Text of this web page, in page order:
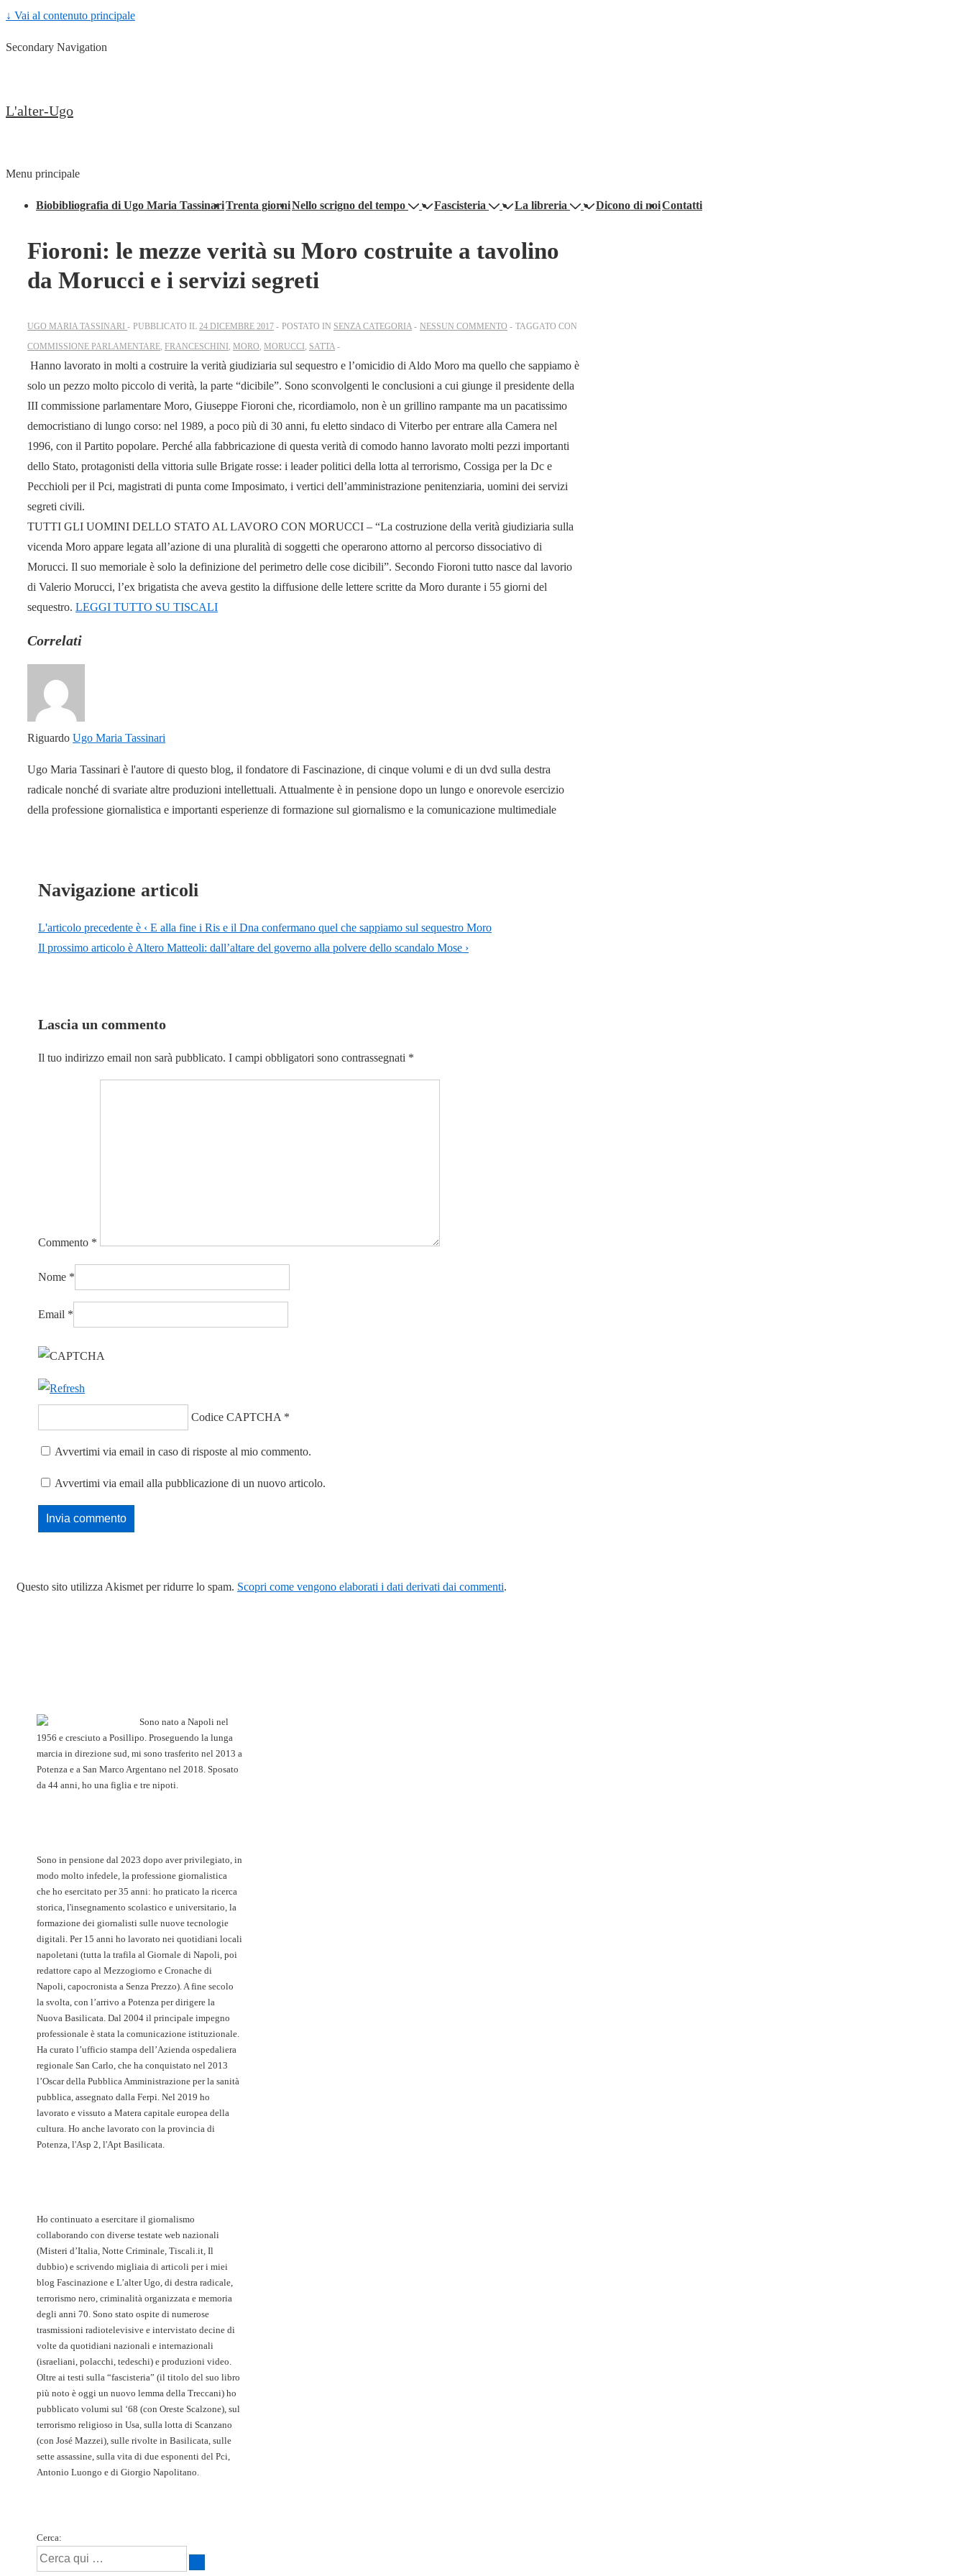
↓ Vai al contenuto principale
Secondary Navigation
L'alter-Ugo
Menu principale
Biobibliografia di Ugo Maria TassinariTrenta giorniNello scrigno del tempo Fascisteria La libreria Dicono di noiContatti
Fioroni: le mezze verità su Moro costruite a tavolino
da Morucci e i servizi segreti
UGO MARIA TASSINARI PUBBLICATO IL 24 DICEMBRE 2017 POSTATO IN SENZA CATEGORIA NESSUN COMMENTO
TAGGATO CON
COMMISSIONE PARLAMENTARE FRANCESCHINI MORO MORUCCI SATTA
Hanno lavorato in molti a costruire la verità giudiziaria sul sequestro e l’omicidio di Aldo Moro ma quello che sappiamo è
solo un pezzo molto piccolo di verità, la parte “dicibile”. Sono sconvolgenti le conclusioni a cui giunge il presidente della
III commissione parlamentare Moro, Giuseppe Fioroni che, ricordiamolo, non è un grillino rampante ma un pacatissimo
democristiano di lungo corso: nel 1989, a poco più di 30 anni, fu eletto sindaco di Viterbo per entrare alla Camera nel
1996, con il Partito popolare. Perché alla fabbricazione di questa verità di comodo hanno lavorato molti pezzi importanti
dello Stato, protagonisti della vittoria sulle Brigate rosse: i leader politici della lotta al terrorismo, Cossiga per la Dc e
Pecchioli per il Pci, magistrati di punta come Imposimato, i vertici dell’amministrazione penitenziaria, uomini dei servizi
segreti civili.
TUTTI GLI UOMINI DELLO STATO AL LAVORO CON MORUCCI – “La costruzione della verità giudiziaria sulla
vicenda Moro appare legata all’azione di una pluralità di soggetti che operarono attorno al percorso dissociativo di
Morucci. Il suo memoriale è solo la definizione del perimetro delle cose dicibili”. Secondo Fioroni tutto nasce dal lavorio
di Valerio Morucci, l’ex brigatista che aveva gestito la diffusione delle lettere scritte da Moro durante i 55 giorni del
sequestro. LEGGI TUTTO SU TISCALI
Correlati
Riguardo Ugo Maria Tassinari
Ugo Maria Tassinari è l'autore di questo blog, il fondatore di Fascinazione, di cinque volumi e di un dvd sulla destra
radicale nonché di svariate altre produzioni intellettuali. Attualmente è in pensione dopo un lungo e onorevole esercizio
della professione giornalistica e importanti esperienze di formazione sul giornalismo e la comunicazione multimediale
Navigazione articoli
L'articolo precedente è ‹ E alla fine i Ris e il Dna confermano quel che sappiamo sul sequestro Moro
Il prossimo articolo è Altero Matteoli: dall’altare del governo alla polvere dello scandalo Mose ›
Lascia un commento
Il tuo indirizzo email non sarà pubblicato. I campi obbligatori sono contrassegnati *
Commento *
Nome *
Email *
Codice CAPTCHA *
Avvertimi via email in caso di risposte al mio commento.
Avvertimi via email alla pubblicazione di un nuovo articolo.
Questo sito utilizza Akismet per ridurre lo spam. Scopri come vengono elaborati i dati derivati dai commenti.
Sono nato a Napoli nel
1956 e cresciuto a Posillipo. Proseguendo la lunga
marcia in direzione sud, mi sono trasferito nel 2013 a
Potenza e a San Marco Argentano nel 2018. Sposato
da 44 anni, ho una figlia e tre nipoti.
Sono in pensione dal 2023 dopo aver privilegiato, in
modo molto infedele, la professione giornalistica
che ho esercitato per 35 anni: ho praticato la ricerca
storica, l'insegnamento scolastico e universitario, la
formazione dei giornalisti sulle nuove tecnologie
digitali. Per 15 anni ho lavorato nei quotidiani locali
napoletani (tutta la trafila al Giornale di Napoli, poi
redattore capo al Mezzogiorno e Cronache di
Napoli, capocronista a Senza Prezzo). A fine secolo
la svolta, con l’arrivo a Potenza per dirigere la
Nuova Basilicata. Dal 2004 il principale impegno
professionale è stata la comunicazione istituzionale.
Ha curato l’ufficio stampa dell’Azienda ospedaliera
regionale San Carlo, che ha conquistato nel 2013
l’Oscar della Pubblica Amministrazione per la sanità
pubblica, assegnato dalla Ferpi. Nel 2019 ho
lavorato e vissuto a Matera capitale europea della
cultura. Ho anche lavorato con la provincia di
Potenza, l'Asp 2, l'Apt Basilicata.
Ho continuato a esercitare il giornalismo
collaborando con diverse testate web nazionali
(Misteri d’Italia, Notte Criminale, Tiscali.it, Il
dubbio) e scrivendo migliaia di articoli per i miei
blog Fascinazione e L’alter Ugo, di destra radicale,
terrorismo nero, criminalità organizzata e memoria
degli anni 70. Sono stato ospite di numerose
trasmissioni radiotelevisive e intervistato decine di
volte da quotidiani nazionali e internazionali
(israeliani, polacchi, tedeschi) e produzioni video.
Oltre ai testi sulla “fascisteria” (il titolo del suo libro
più noto è oggi un nuovo lemma della Treccani) ho
pubblicato volumi sul ‘68 (con Oreste Scalzone), sul
terrorismo religioso in Usa, sulla lotta di Scanzano
(con José Mazzei), sulle rivolte in Basilicata, sulle
sette assassine, sulla vita di due esponenti del Pci,
Antonio Luongo e di Giorgio Napolitano.
Cerca: